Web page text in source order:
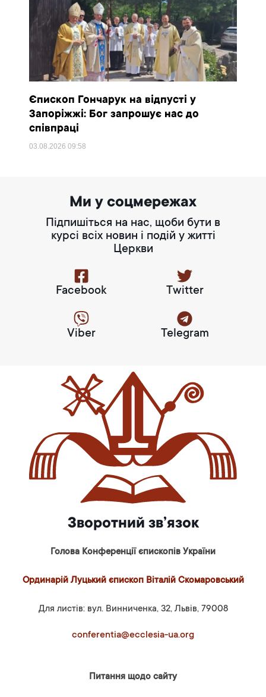
Єпископ Гончарук на відпусті у
Запоріжжі: Бог запрошує нас до
співпраці
03.08.202609:58
Ми у соцмережах
Підпишіться на нас, щоби бути в
курсі всіх новин і подій у житті
Церкви
Facebook Twitter
Viber Telegram
Зворотний зв’язок
Голова Конференції єпископів України
Ординарій Луцький єпископ Віталій Скомаровський
Для листів: вул. Винниченка, 32, Львів, 79008
conferentia@ecclesia-ua.org
Питання щодо сайту